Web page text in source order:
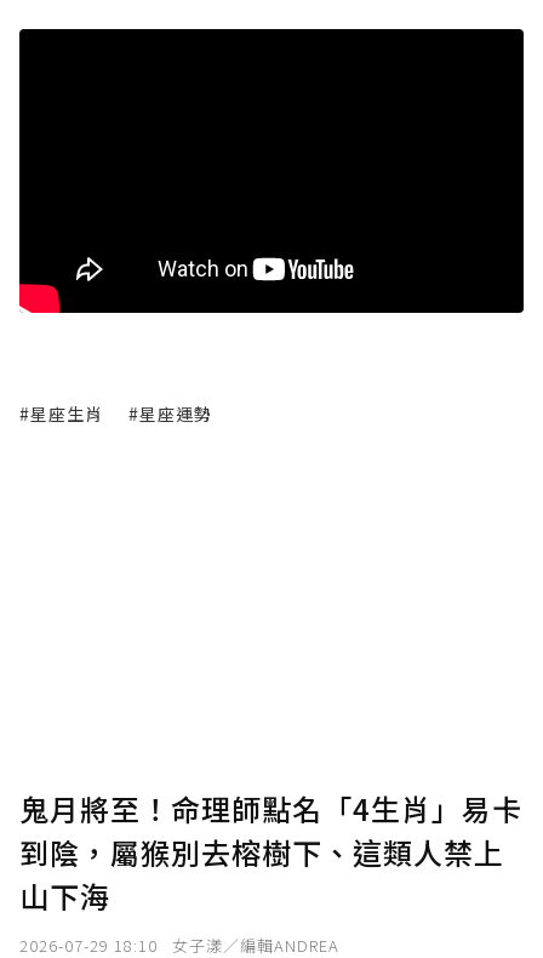
#星座生肖 #星座運勢
鬼月將至！命理師點名「4生肖」易卡
到陰，屬猴別去榕樹下、這類人禁上
山下海
2026-07-29 18:10 女子漾／編輯ANDREA